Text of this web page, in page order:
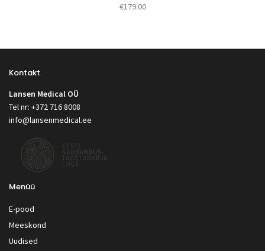
€179.00
Kontakt
Lansen Medical OÜ
Tel nr: +372 716 8008
info@lansenmedical.ee
Menüü
E-pood
Meeskond
Uudised